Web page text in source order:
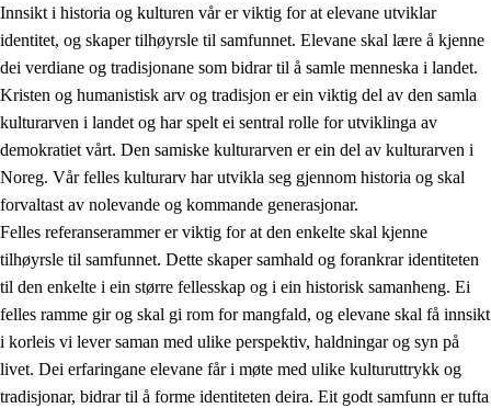
1. Verdigrunnlaget i opplæringa
1.1 Menneskeverdet
1.2 Identitet og kulturelt mangfald
1.3 Kritisk tenking og etisk bevisstheit
1.4 Skaparglede, engasjement og utforskartrong
1.5 Respekt for naturen og miljøbevisstheit
1.6 Demokrati og medverknad
Innsikt i historia og kulturen vår er viktig for at elevane utviklar
identitet, og skaper tilhøyrsle til samfunnet. Elevane skal lære å kjenne
dei verdiane og tradisjonane som bidrar til å samle menneska i landet.
Kristen og humanistisk arv og tradisjon er ein viktig del av den samla
kulturarven i landet og har spelt ei sentral rolle for utviklinga av
demokratiet vårt. Den samiske kulturarven er ein del av kulturarven i
Noreg. Vår felles kulturarv har utvikla seg gjennom historia og skal
forvaltast av nolevande og kommande generasjonar.
Felles referanserammer er viktig for at den enkelte skal kjenne
tilhøyrsle til samfunnet. Dette skaper samhald og forankrar identiteten
til den enkelte i ein større fellesskap og i ein historisk samanheng. Ei
felles ramme gir og skal gi rom for mangfald, og elevane skal få innsikt
i korleis vi lever saman med ulike perspektiv, haldningar og syn på
livet. Dei erfaringane elevane får i møte med ulike kulturuttrykk og
tradisjonar, bidrar til å forme identiteten deira. Eit godt samfunn er tufta